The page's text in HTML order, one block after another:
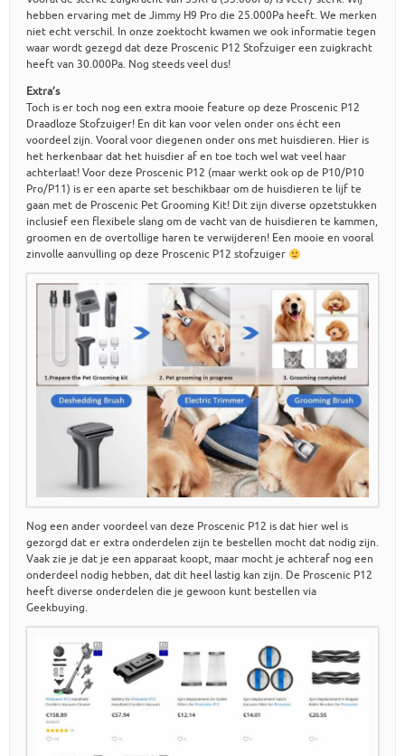
hebben ervaring met de Jimmy H9 Pro die 25.000Pa heeft. We merken
niet echt verschil. In onze zoektocht kwamen we ook informatie tegen
waar wordt gezegd dat deze Proscenic P12 Stofzuiger een zuigkracht
heeft van 30.000Pa. Nog steeds veel dus!
Extra’s
Toch is er toch nog een extra mooie feature op deze Proscenic P12
Draadloze Stofzuiger! En dit kan voor velen onder ons écht een
voordeel zijn. Vooral voor diegenen onder ons met huisdieren. Hier is
het herkenbaar dat het huisdier af en toe toch wel wat veel haar
achterlaat! Voor deze Proscenic P12 (maar werkt ook op de P10/P10
Pro/P11) is er een aparte set beschikbaar om de huisdieren te lijf te
gaan met de Proscenic Pet Grooming Kit! Dit zijn diverse opzetstukken
inclusief een flexibele slang om de vacht van de huisdieren te kammen,
groomen en de overtollige haren te verwijderen! Een mooie en vooral
zinvolle aanvulling op deze Proscenic P12 stofzuiger
Nog een ander voordeel van deze Proscenic P12 is dat hier wel is
gezorgd dat er extra onderdelen zijn te bestellen mocht dat nodig zijn.
Vaak zie je dat je een apparaat koopt, maar mocht je achteraf nog een
onderdeel nodig hebben, dat dit heel lastig kan zijn. De Proscenic P12
heeft diverse onderdelen die je gewoon kunt bestellen via
Geekbuying.